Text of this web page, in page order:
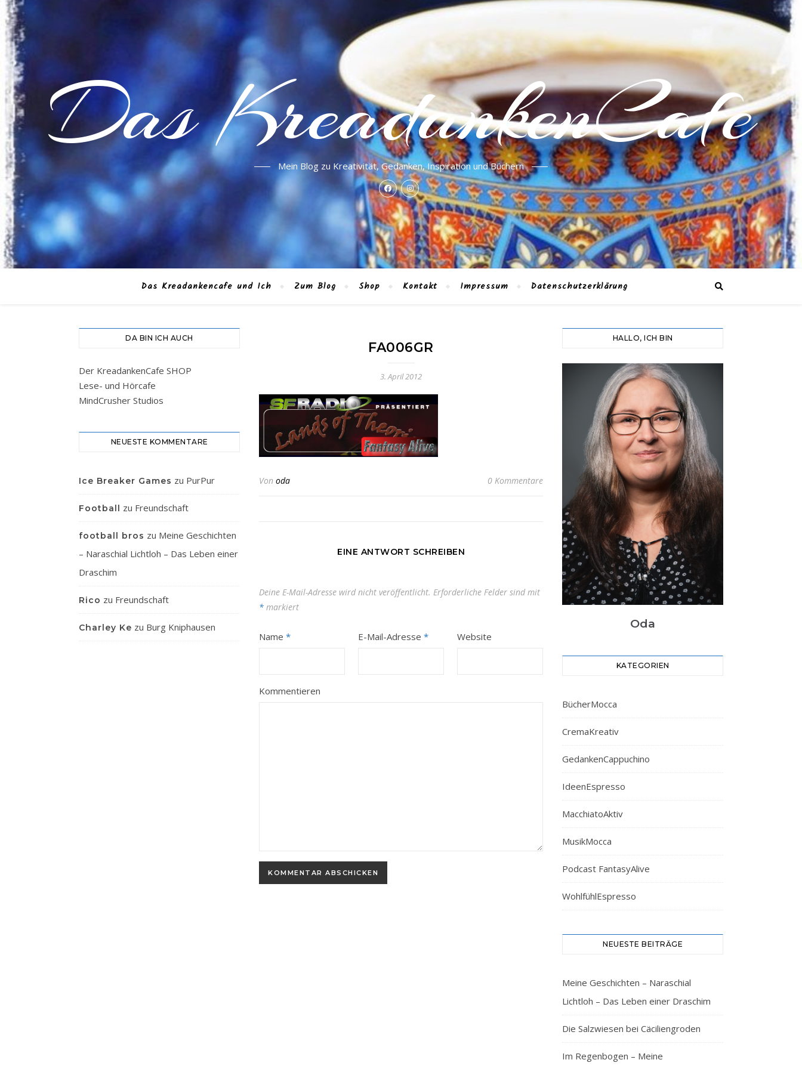
Das KreadankenCafe
Mein Blog zu Kreativität, Gedanken, Inspiration und Büchern
Das Kreadankencafe und Ich Zum Blog Shop Kontakt Impressum Datenschutzerklärung
DA BIN ICH AUCH
Der KreadankenCafe SHOP
Lese- und Hörcafe
MindCrusher Studios
NEUESTE KOMMENTARE
Ice Breaker Games zu PurPur
Football zu Freundschaft
football bros zu Meine Geschichten
– Naraschial Lichtloh – Das Leben einer
Draschim
Rico zu Freundschaft
Charley Ke zu Burg Kniphausen
FA006GR
3. April 2012
Von oda 0 Kommentare
EINE ANTWORT SCHREIBEN
Deine E-Mail-Adresse wird nicht veröffentlicht. Erforderliche Felder sind mit
* markiert
Name * E-Mail-Adresse * Website
Kommentieren
HALLO, ICH BIN
Oda
KATEGORIEN
BücherMocca
CremaKreativ
GedankenCappuchino
IdeenEspresso
MacchiatoAktiv
MusikMocca
Podcast FantasyAlive
WohlfühlEspresso
NEUESTE BEITRÄGE
Meine Geschichten – Naraschial
Lichtloh – Das Leben einer Draschim
Die Salzwiesen bei Cäciliengroden
Im Regenbogen – Meine